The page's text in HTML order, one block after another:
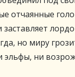
отчаянные
но миру
эльфы, ни